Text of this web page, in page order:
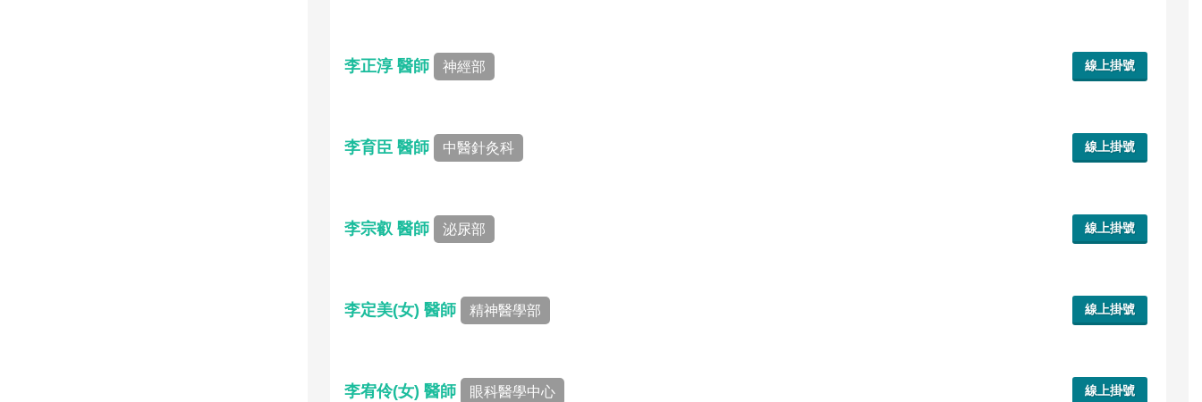
李正淳 醫師 神經部 線上掛號
李育臣 醫師 中醫針灸科 線上掛號
李宗叡 醫師 泌尿部 線上掛號
李定美(女) 醫師 精神醫學部 線上掛號
李宥伶(女) 醫師 眼科醫學中心 線上掛號